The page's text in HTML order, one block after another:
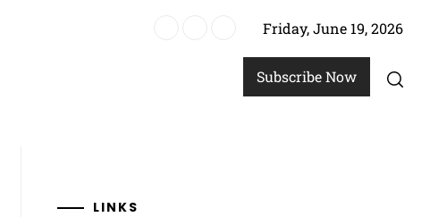
Friday, June 19, 2026
Subscribe Now
LINKS